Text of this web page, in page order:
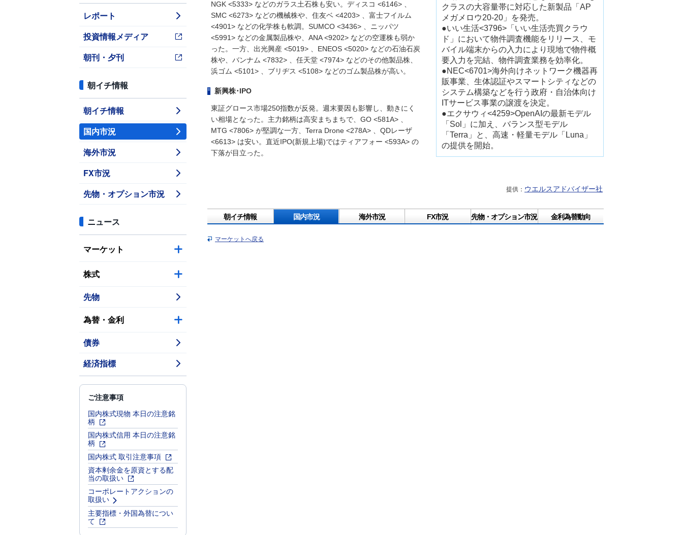
レポート
投資情報メディア
朝刊・夕刊
朝イチ情報
朝イチ情報
国内市況
海外市況
FX市況
先物・オプション市況
ニュース
マーケット
株式
先物
為替・金利
債券
経済指標
ご注意事項
国内株式現物 本日の注意銘
柄
国内株式信用 本日の注意銘
柄
国内株式 取引注意事項
資本剰余金を原資とする配
当の取扱い
コーポレートアクションの
取扱い
主要指標・外国為替につい
て
NGK <5333> などのガラス土石株も安い。ディスコ <6146> 、
SMC <6273> などの機械株や、住友ベ <4203> 、富士フイルム
<4901> などの化学株も軟調。SUMCO <3436> 、ニッパツ
<5991> などの金属製品株や、ANA <9202> などの空運株も弱か
った。一方、出光興産 <5019> 、ENEOS <5020> などの石油石炭
株や、バンナム <7832> 、任天堂 <7974> などのその他製品株、
浜ゴム <5101> 、ブリヂス <5108> などのゴム製品株が高い。
新興株･IPO
東証グロース市場250指数が反発。週末要因も影響し、動きにく
い相場となった。主力銘柄は高安まちまちで、GO <581A> 、
MTG <7806> が堅調な一方、Terra Drone <278A> 、QDレーザ
<6613> は安い。直近IPO(新規上場)ではティアフォー <593A> の
下落が目立った。
クラスの大容量帯に対応した新製品「AP
メガメロウ20-20」を発売。
●いい生活<3796>「いい生活売買クラウ
ド」において物件調査機能をリリース、モ
バイル端末からの入力により現地で物件概
要入力を完結、物件調査業務を効率化。
●NEC<6701>海外向けネットワーク機器再
販事業、生体認証やスマートシティなどの
システム構築などを行う政府・自治体向け
ITサービス事業の譲渡を決定。
●エクサウィ<4259>OpenAIの最新モデル
「Sol」に加え、バランス型モデル
「Terra」と、高速・軽量モデル「Luna」
の提供を開始。
提供： ウエルスアドバイザー社
朝イチ情報 国内市況 海外市況 FX市況 先物・オプション市況 金利為替動向
マーケットへ戻る